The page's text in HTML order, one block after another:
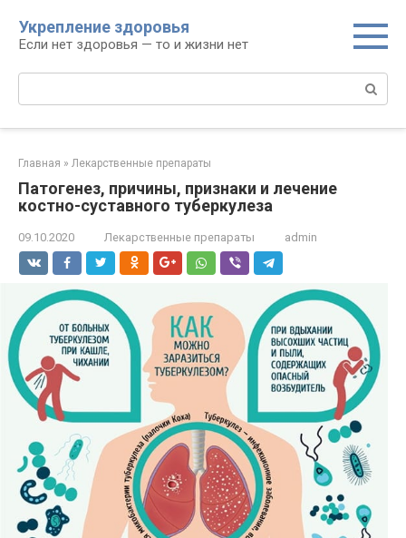
контенту
Укрепление здоровья
Если нет здоровья — то и жизни нет
Поиск:
Главная » Лекарственные препараты
Патогенез, причины, признаки и лечение
костно-суставного туберкулеза
09.10.2020 Лекарственные препараты admin